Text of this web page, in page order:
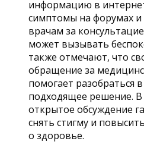
информацию в
симптомы на форумах
врачам за
может вызывать
также отмечают, что
обращение за
помогает разобраться
подходящее решение. В
открытое обсуждение
снять стигму и
о здоровье.